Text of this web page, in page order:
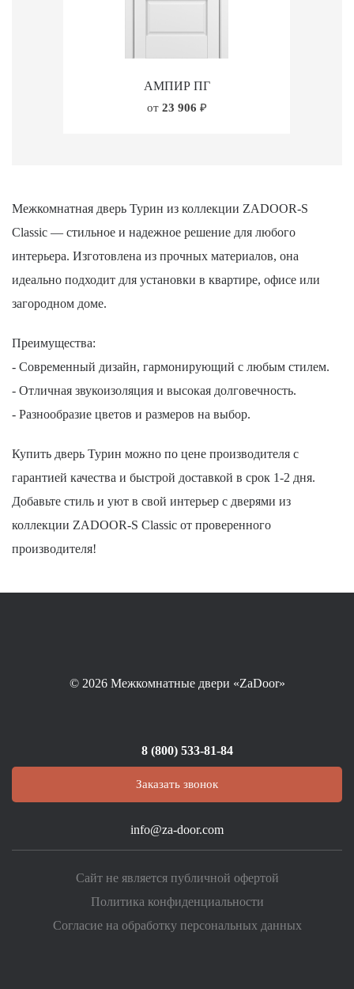
АМПИР ПГ
от 23 906 ₽
Межкомнатная дверь Турин из коллекции ZADOOR-S
Classic — стильное и надежное решение для любого
интерьера. Изготовлена из прочных материалов, она
идеально подходит для установки в квартире, офисе или
загородном доме.
Преимущества:
- Современный дизайн, гармонирующий с любым стилем.
- Отличная звукоизоляция и высокая долговечность.
- Разнообразие цветов и размеров на выбор.
Купить дверь Турин можно по цене производителя с
гарантией качества и быстрой доставкой в срок 1-2 дня.
Добавьте стиль и уют в свой интерьер с дверями из
коллекции ZADOOR-S Classic от проверенного
производителя!
© 2026Межкомнатные двери «ZaDoor»
8 (800) 533-81-84
Заказать звонок
info@za-door.com
Сайт не является публичной офертой
Политика конфиденциальности
Согласие на обработку персональных данных